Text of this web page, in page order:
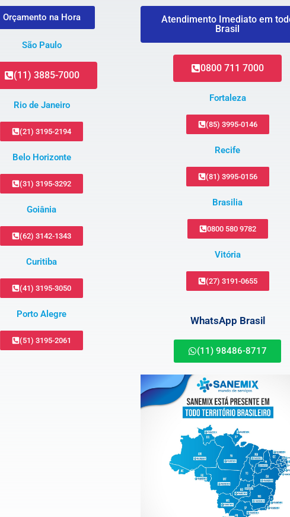
Orçamento na Hora
São Paulo
(11) 3885-7000
Rio de Janeiro
(21) 3195-2194
Belo Horizonte
(31) 3195-3292
Goiânia
(62) 3142-1343
Curitiba
(41) 3195-3050
Porto Alegre
(51) 3195-2061
Atendimento Imediato em
Brasil
0800 711 7000
Fortaleza
(85) 3995-0146
Recife
(81) 3995-0156
Brasilia
0800 580 9782
Vitória
(27) 3191-0655
WhatsApp Brasil
(11) 98486-8717